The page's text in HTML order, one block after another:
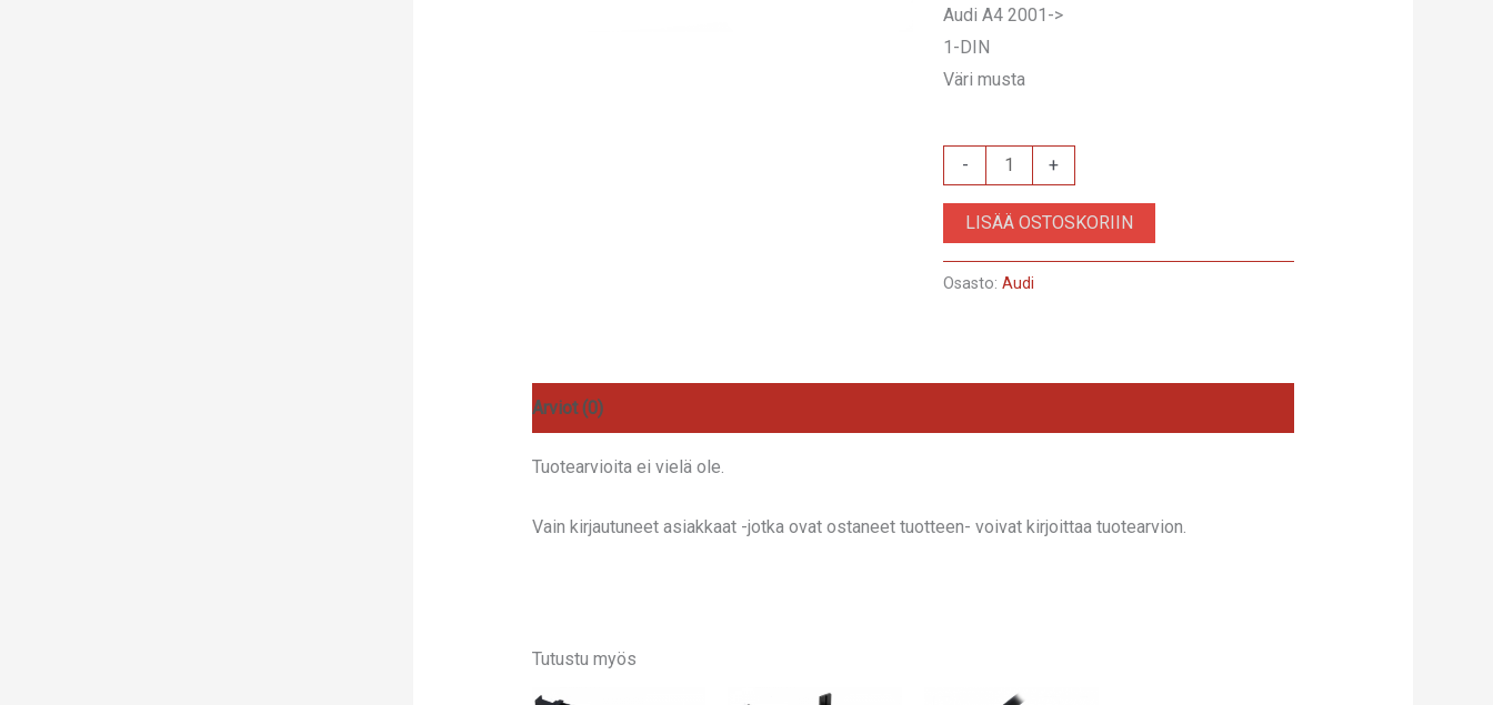
Audi A4 2001->
1-DIN
Väri musta
-
RAM-
40.114
määrä
+
LISÄÄ OSTOSKORIIN
Osasto:Audi
Arviot (0)
Tuotearvioita ei vielä ole.
Vain kirjautuneet asiakkaat -jotka ovat ostaneet tuotteen- voivat kirjoittaa tuotearvion.
Tutustu myös